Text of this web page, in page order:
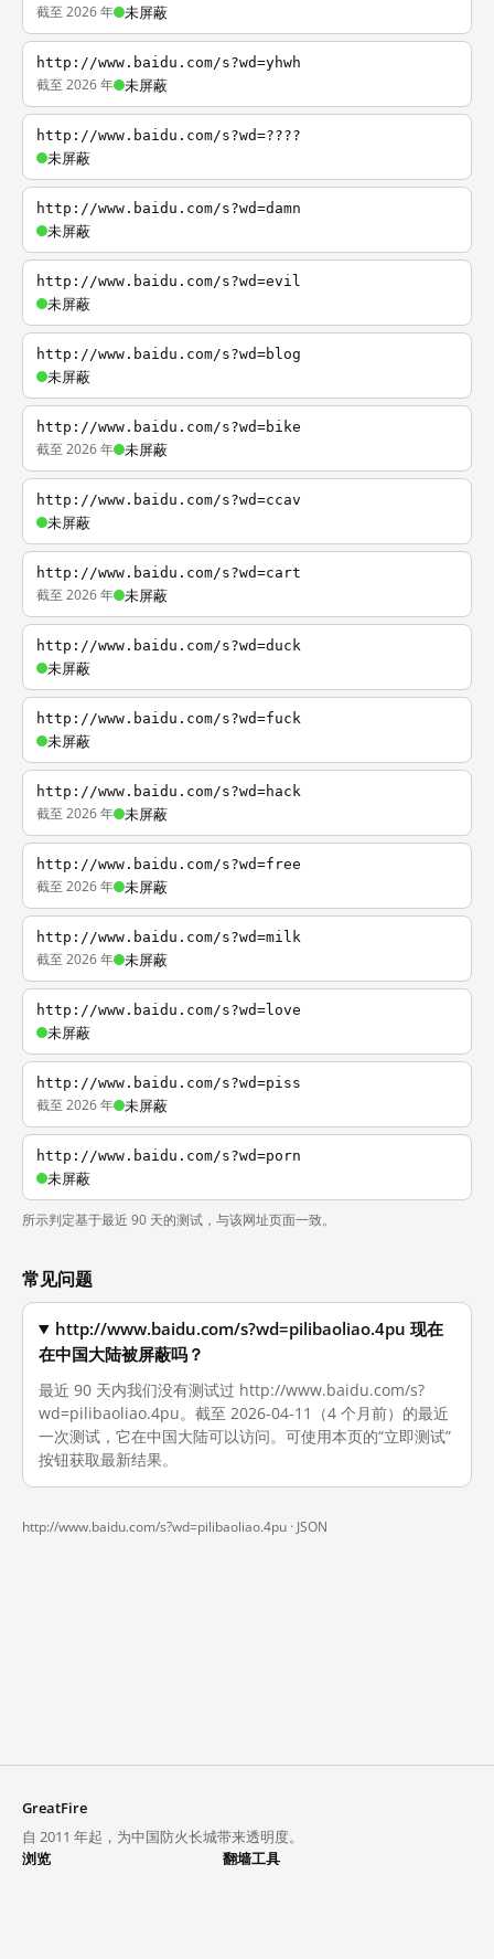
截至 2026 年 未屏蔽
http://www.baidu.com/s?wd=yhwh
截至 2026 年 未屏蔽
http://www.baidu.com/s?wd=????
未屏蔽
http://www.baidu.com/s?wd=damn
未屏蔽
http://www.baidu.com/s?wd=evil
未屏蔽
http://www.baidu.com/s?wd=blog
未屏蔽
http://www.baidu.com/s?wd=bike
截至 2026 年 未屏蔽
http://www.baidu.com/s?wd=ccav
未屏蔽
http://www.baidu.com/s?wd=cart
截至 2026 年 未屏蔽
http://www.baidu.com/s?wd=duck
未屏蔽
http://www.baidu.com/s?wd=fuck
未屏蔽
http://www.baidu.com/s?wd=hack
截至 2026 年 未屏蔽
http://www.baidu.com/s?wd=free
截至 2026 年 未屏蔽
http://www.baidu.com/s?wd=milk
截至 2026 年 未屏蔽
http://www.baidu.com/s?wd=love
未屏蔽
http://www.baidu.com/s?wd=piss
截至 2026 年 未屏蔽
http://www.baidu.com/s?wd=porn
未屏蔽
所示判定基于最近 90 天的测试，与该网址页面一致。
常见问题
http://www.baidu.com/s?wd=pilibaoliao.4pu 现在
在中国大陆被屏蔽吗？
最近 90 天内我们没有测试过 http://www.baidu.com/s?
wd=pilibaoliao.4pu。截至 2026-04-11（4 个月前）的最近
一次测试，它在中国大陆可以访问。可使用本页的“立即测试”
按钮获取最新结果。
http://www.baidu.com/s?wd=pilibaoliao.4pu · JSON
GreatFire
自 2011 年起，为中国防火长城带来透明度。
浏览
翻墙工具